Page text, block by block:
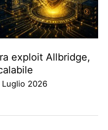
exploit Allbridge,
Luglio 2026